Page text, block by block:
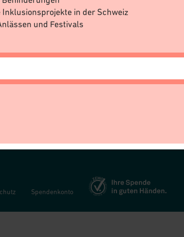
Gruppenaktivitäten
Ferien- und Freizeitprojekte
Reka-Feriendörfer
Spendenkonto
in der Schweiz
und Festivals